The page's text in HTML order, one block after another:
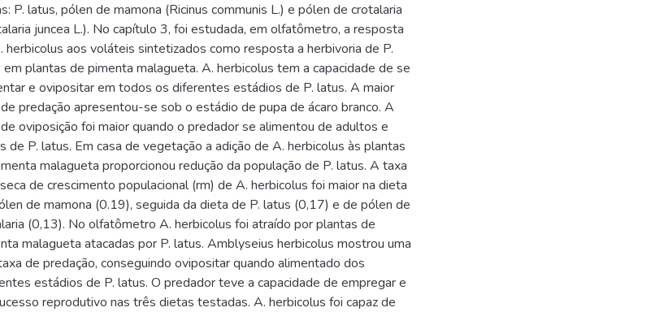
P. latus, pólen de mamona (Ricinus communis L.) e pólen de crotalaria
juncea L.). No capítulo 3, foi estudada, em olfatômetro, a resposta
herbicolus aos voláteis sintetizados como resposta a herbivoria de P.
plantas de pimenta malagueta. A. herbicolus tem a capacidade de se
e ovipositar em todos os diferentes estádios de P. latus. A maior
predação apresentou-se sob o estádio de pupa de ácaro branco. A
oviposição foi maior quando o predador se alimentou de adultos e
de P. latus. Em casa de vegetação a adição de A. herbicolus às plantas
malagueta proporcionou redução da população de P. latus. A taxa
de crescimento populacional (rm) de A. herbicolus foi maior na dieta
de mamona (0.19), seguida da dieta de P. latus (0,17) e de pólen de
(0,13). No olfatômetro A. herbicolus foi atraído por plantas de
malagueta atacadas por P. latus. Amblyseius herbicolus mostrou uma
de predação, conseguindo ovipositar quando alimentado dos
estádios de P. latus. O predador teve a capacidade de empregar e
reprodutivo nas três dietas testadas. A. herbicolus foi capaz de